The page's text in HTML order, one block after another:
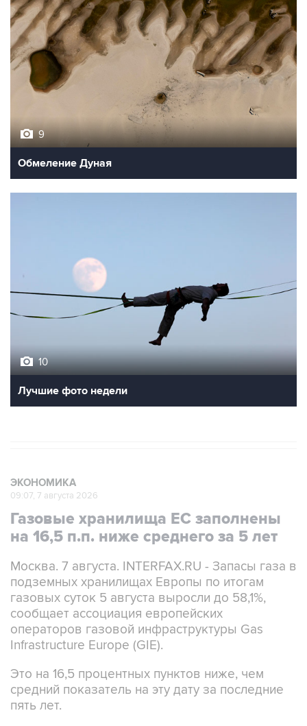
9
Обмеление Дуная
10
Лучшие фото недели
ЭКОНОМИКА
09:07, 7 августа 2026
Газовые хранилища ЕС заполнены
на 16,5 п.п. ниже среднего за 5 лет
Москва. 7 августа. INTERFAX.RU - Запасы газа в
подземных хранилищах Европы по итогам
газовых суток 5 августа выросли до 58,1%,
сообщает ассоциация европейских
операторов газовой инфраструктуры Gas
Infrastructure Europe (GIE).
Это на 16,5 процентных пунктов ниже, чем
средний показатель на эту дату за последние
пять лет.